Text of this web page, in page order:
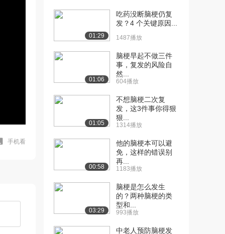
手机看
01:29
吃药没断脑梗仍复
发？4 个关键原因...
1487播放
01:06
脑梗早起不做三件
事，复发的风险自
然...
604播放
01:05
不想脑梗二次复
发，这3件事你得狠
狠...
1314播放
00:58
他的脑梗本可以避
免，这样的错误别
再...
1183播放
03:29
脑梗是怎么发生
的？两种脑梗的类
型和...
993播放
中老人预防脑梗发